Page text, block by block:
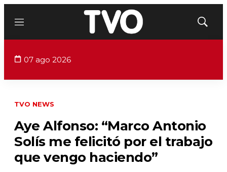
Menú
Mostrar
07 ago 2026
TVO NEWS
Aye Alfonso: “Marco Antonio
Solís me felicitó por el trabajo
que vengo haciendo”